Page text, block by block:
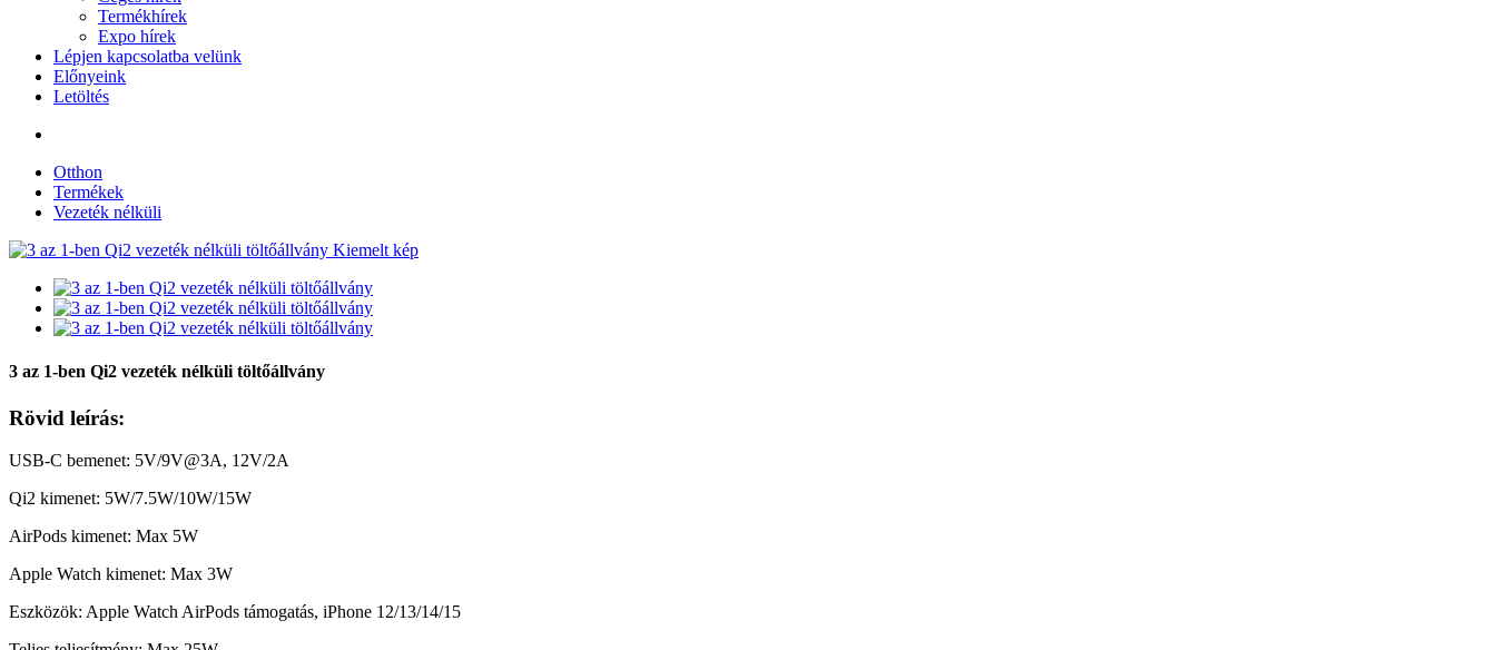
Termékhírek
Expo hírek
Lépjen kapcsolatba velünk
Előnyeink
Letöltés
Otthon
Termékek
Vezeték nélküli
3 az 1-ben Qi2 vezeték nélküli töltőállvány
Rövid leírás:
USB-C bemenet: 5V/9V@3A, 12V/2A
Qi2 kimenet: 5W/7.5W/10W/15W
AirPods kimenet: Max 5W
Apple Watch kimenet: Max 3W
Eszközök: Apple Watch AirPods támogatás, iPhone 12/13/14/15